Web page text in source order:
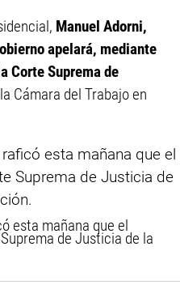
Manuel Adorni,
apelará, mediante
Corte Suprema de
Cámara del Trabajo en
esta mañana que el
de Justicia de la